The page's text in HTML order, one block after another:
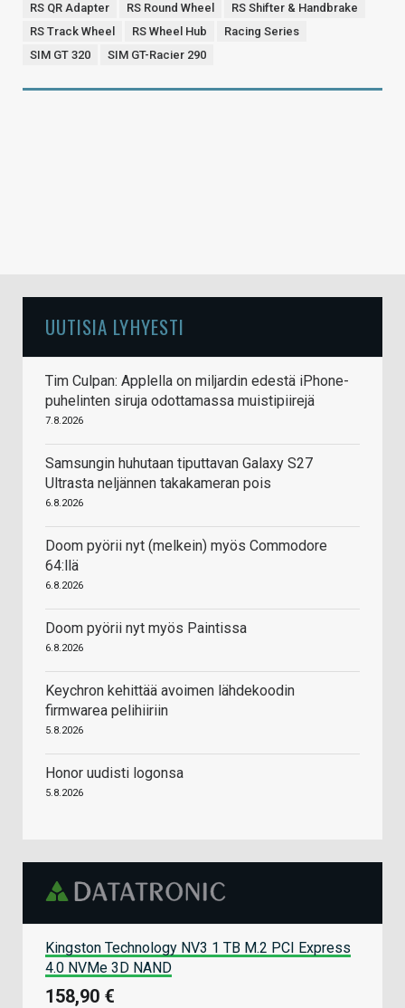
RS QR Adapter
RS Round Wheel
RS Shifter & Handbrake
RS Track Wheel
RS Wheel Hub
Racing Series
SIM GT 320
SIM GT-Racier 290
UUTISIA LYHYESTI
Tim Culpan: Applella on miljardin edestä iPhone-
puhelinten siruja odottamassa muistipiirejä
7.8.2026
Samsungin huhutaan tiputtavan Galaxy S27
Ultrasta neljännen takakameran pois
6.8.2026
Doom pyörii nyt (melkein) myös Commodore
64:llä
6.8.2026
Doom pyörii nyt myös Paintissa
6.8.2026
Keychron kehittää avoimen lähdekoodin
firmwarea pelihiiriin
5.8.2026
Honor uudisti logonsa
5.8.2026
Kingston Technology NV3 1 TB M.2 PCI Express
4.0 NVMe 3D NAND
158,90 €